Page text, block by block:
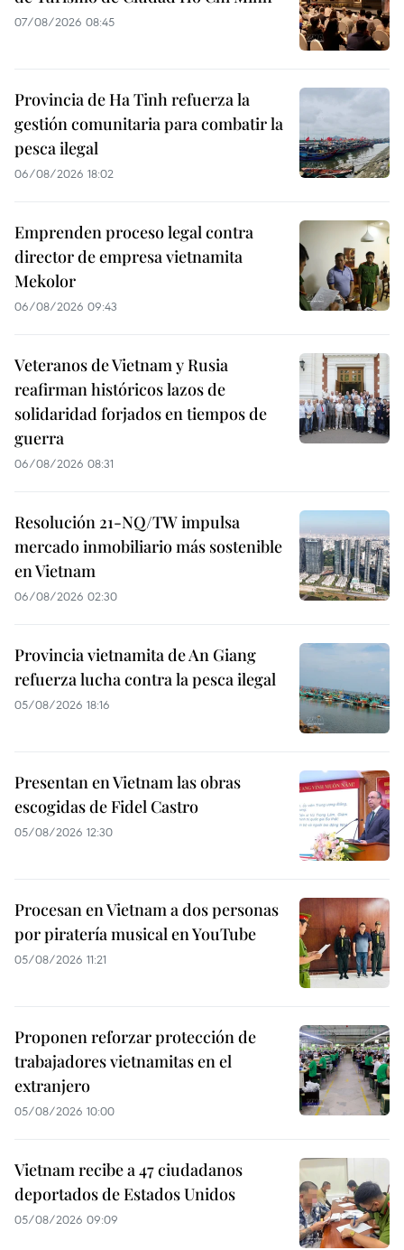
07/08/2026 08:45
Provincia de Ha Tinh refuerza la
gestión comunitaria para combatir la
pesca ilegal
06/08/2026 18:02
Emprenden proceso legal contra
director de empresa vietnamita
Mekolor
06/08/2026 09:43
Veteranos de Vietnam y Rusia
reafirman históricos lazos de
solidaridad forjados en tiempos de
guerra
06/08/2026 08:31
Resolución 21-NQ/TW impulsa
mercado inmobiliario más sostenible
en Vietnam
06/08/2026 02:30
Provincia vietnamita de An Giang
refuerza lucha contra la pesca ilegal
05/08/2026 18:16
Presentan en Vietnam las obras
escogidas de Fidel Castro
05/08/2026 12:30
Procesan en Vietnam a dos personas
por piratería musical en YouTube
05/08/2026 11:21
Proponen reforzar protección de
trabajadores vietnamitas en el
extranjero
05/08/2026 10:00
Vietnam recibe a 47 ciudadanos
deportados de Estados Unidos
05/08/2026 09:09